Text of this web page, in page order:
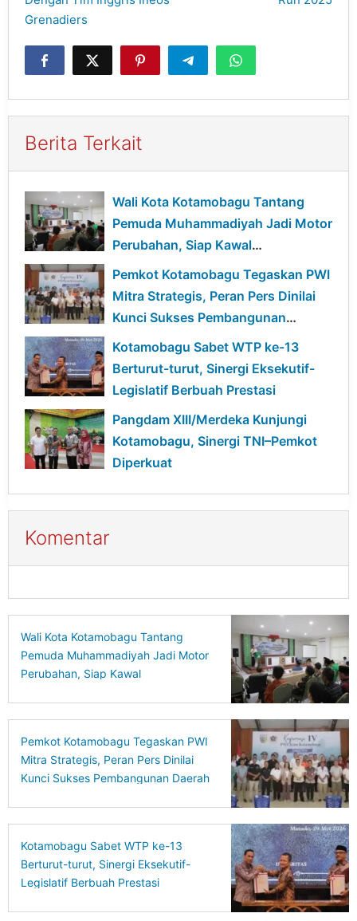
Grenadiers
Berita Terkait
Wali Kota Kotamobagu Tantang
Pemuda Muhammadiyah Jadi Motor
Perubahan, Siap Kawal
Pembangunan Daerah
Pemkot Kotamobagu Tegaskan PWI
Mitra Strategis, Peran Pers Dinilai
Kunci Sukses Pembangunan
Daerah
Kotamobagu Sabet WTP ke-13
Berturut-turut, Sinergi Eksekutif-
Legislatif Berbuah Prestasi
Pangdam XIII/Merdeka Kunjungi
Kotamobagu, Sinergi TNI–Pemkot
Diperkuat
Komentar
Wali Kota Kotamobagu Tantang
Pemuda Muhammadiyah Jadi Motor
Perubahan, Siap Kawal
Pemkot Kotamobagu Tegaskan PWI
Mitra Strategis, Peran Pers Dinilai
Kunci Sukses Pembangunan Daerah
Kotamobagu Sabet WTP ke-13
Berturut-turut, Sinergi Eksekutif-
Legislatif Berbuah Prestasi